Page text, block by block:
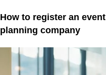
How to register an event
planning company